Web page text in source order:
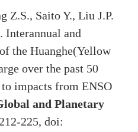
Z.S., Saito Y., Liu J.P.
Interannual and
the Huanghe(Yellow
over the past 50
impacts from ENSO
and Planetary
225, doi: